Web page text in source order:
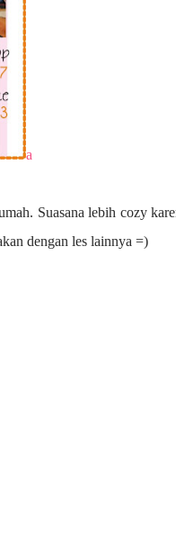
a
Suasana lebih cozy
dengan les lainnya =)